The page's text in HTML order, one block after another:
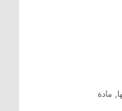
, مادة